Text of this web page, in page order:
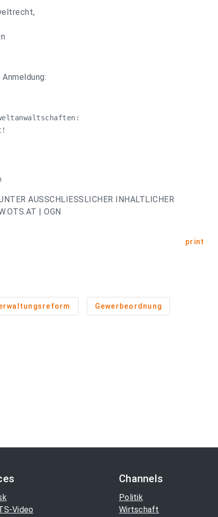
AUSSCHLIESSLICHER INHALTLICHER
| OGN
print
Gewerbeordnung
Video
Channels
Politik
Wirtschaft